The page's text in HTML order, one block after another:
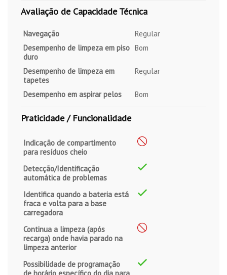
Avaliação de Capacidade Técnica
Navegação
Regular
Desempenho de limpeza em piso
duro
Bom
Desempenho de limpeza em
tapetes
Regular
Desempenho em aspirar pelos Bom
Praticidade / Funcionalidade
Indicação de compartimento
para resíduos cheio
Detecção/Identificação
automática de problemas
Identifica quando a bateria está
fraca e volta para a base
carregadora
Continua a limpeza (após
recarga) onde havia parado na
limpeza anterior
Possibilidade de programação
de horário específico do dia para